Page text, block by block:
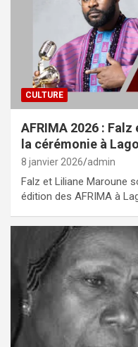
CULTURE
AFRIMA 2026 :
la cérémonie à
8 janvier 2026 admin
Falz et Liliane Maroune
édition des AFRIMA à